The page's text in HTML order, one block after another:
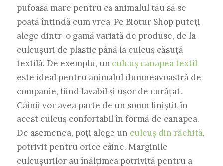
pufoasă mare pentru ca animalul tău să se
poată întindă cum vrea. Pe Biotur Shop puteți
alege dintr-o gamă variată de produse, de la
culcușuri de plastic până la culcuș căsuță
textilă. De exemplu, un culcuș canapea textil
este ideal pentru animalul dumneavoastră de
companie, fiind lavabil și ușor de curățat.
Câinii vor avea parte de un somn liniștit în
acest culcuș confortabil în formă de canapea.
De asemenea, poți alege un culcuș din răchită,
potrivit pentru orice câine. Marginile
culcușurilor au înălțimea potrivită pentru a